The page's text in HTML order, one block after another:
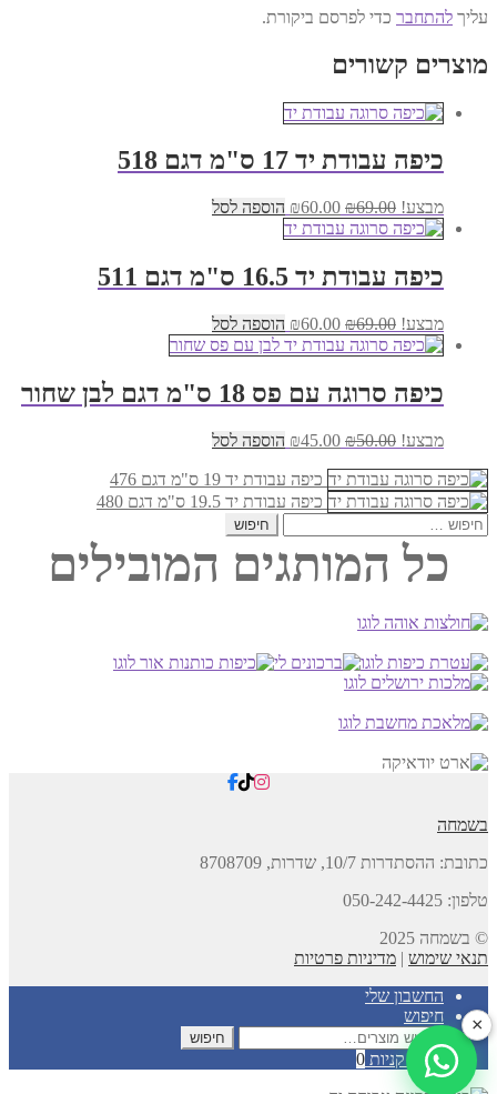
עליך להתחבר כדי לפרסם ביקורת.
מוצרים קשורים
כיפה עבודת יד 17 ס"מ דגם 518
מבצע! ₪69.00
המחיר
המקורי
היה:
₪69.00.
₪60.00
המחיר
הנוכחי
הוא:
₪60.00.
הוספה לסל
כיפה עבודת יד 16.5 ס"מ דגם 511
מבצע! ₪69.00
המחיר
המקורי
היה:
₪69.00.
₪60.00
המחיר
הנוכחי
הוא:
₪60.00.
הוספה לסל
כיפה סרוגה עם פס 18 ס"מ דגם לבן שחור
מבצע! ₪50.00
המחיר
היה:
₪50.00.
₪45.00
המחיר
הוא:
₪45.00.
הוספה לסל
כיפה עבודת יד 19 ס"מ דגם 476
כיפה עבודת יד 19.5 ס"מ דגם 480
חיפוש:
כל המותגים המובילים
בשמחה
כתובת: ההסתדרות 10/7, שדרות,
8708709
טלפון: 050-242-4425
© בשמחה 2025
תנאי שימוש | מדיניות פרטיות
החשבון שלי
חיפוש
חיפוש
עבור:
חיפוש
עגלת קניות 0
×